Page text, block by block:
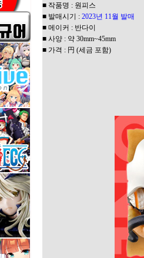
■ 작품명 : 원피스
■ 발매시기 : 2023년 11월 발매
■ 메이커 : 반다이
■ 사양 : 약 30mm~45mm
■ 가격 : 円 (세금 포함)